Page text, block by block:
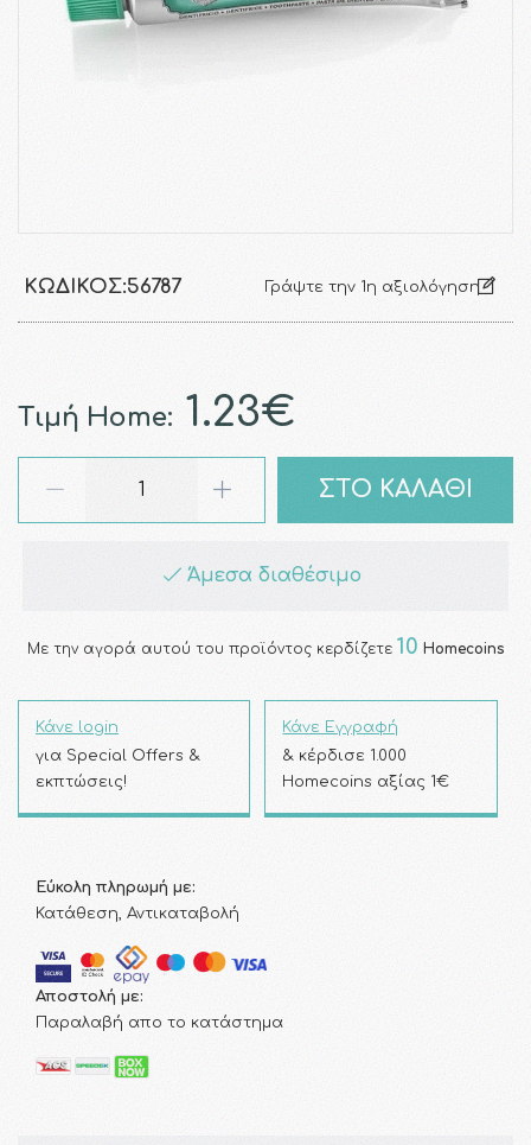
ΚΩΔΙΚΌΣ:56787 Γράψτε την 1η αξιολόγηση
Τιμή Home: 1.23€
ΣΤΟ ΚΑΛΑΘΙ
Άμεσα διαθέσιμο
Με την αγορά αυτού του προϊόντος κερδίζετε 10 Homecoins
Κάνε login
για Special Offers &
εκπτώσεις!
Κάνε Εγγραφή
& κέρδισε 1.000
Homecoins αξίας 1€
Εύκολη πληρωμή με:
Κατάθεση, Αντικαταβολή
Αποστολή με:
Παραλαβή απο το κατάστημα